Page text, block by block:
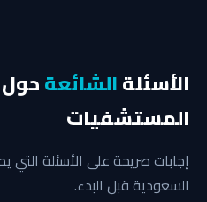
الأسئلةالشائعة
المستشفيات
إجابات صريحة على الأسئلة
السعودية قبل البدء.